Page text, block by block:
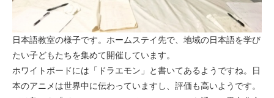
日本語教室の様子です。ホームステイ先で、地域の日本語を学び
たい子どもたちを集めて開催しています。
ホワイトボードには「ドラエモン」と書いてあるようですね。日
本のアニメは世界中に伝わっていますし、評価も高いようです。